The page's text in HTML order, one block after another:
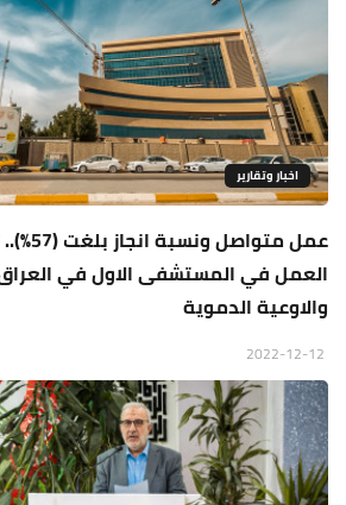
اخبار وتقارير
عمل
العمل في المستشفى الاول في
والاوعية الدموية